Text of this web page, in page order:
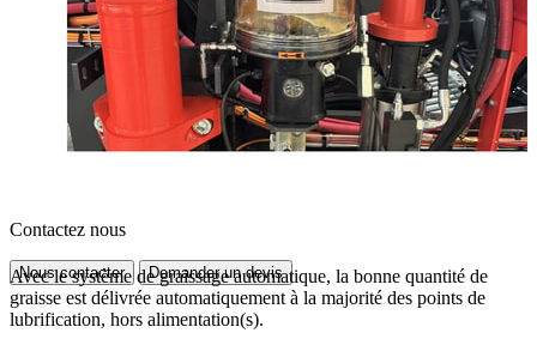
Contactez nous
Nous contacter Demander un devis
Avec le système de graissage automatique, la bonne quantité de
graisse est délivrée automatiquement à la majorité des points de
lubrification, hors alimentation(s).